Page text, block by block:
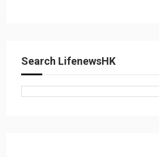
Search LifenewsHK